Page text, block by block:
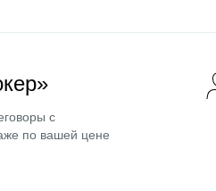
с
по вашей цене